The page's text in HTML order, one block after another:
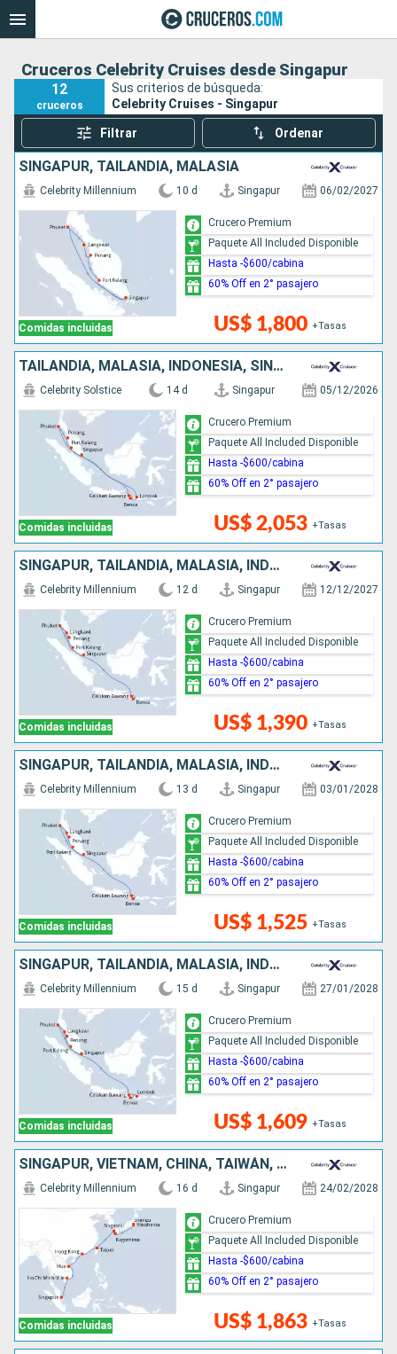
Cruceros Celebrity Cruises desde Singapur
12
cruceros
Sus criterios de búsqueda:
Celebrity Cruises - Singapur
Filtrar Ordenar
SINGAPUR, TAILANDIA, MALASIA
Comidas incluidas
Celebrity Millennium 10 d Singapur 06/02/2027
US$ 1,800 +Tasas
Crucero Premium
Paquete All Included Disponible
Hasta -$600/cabina
60% Off en 2° pasajero
TAILANDIA, MALASIA, INDONESIA, SINGAPUR
Comidas incluidas
Celebrity Solstice 14 d Singapur 05/12/2026
US$ 2,053 +Tasas
Crucero Premium
Paquete All Included Disponible
Hasta -$600/cabina
60% Off en 2° pasajero
SINGAPUR, TAILANDIA, MALASIA, INDONESIA
Comidas incluidas
Celebrity Millennium 12 d Singapur 12/12/2027
US$ 1,390 +Tasas
Crucero Premium
Paquete All Included Disponible
Hasta -$600/cabina
60% Off en 2° pasajero
SINGAPUR, TAILANDIA, MALASIA, INDONESIA
Comidas incluidas
Celebrity Millennium 13 d Singapur 03/01/2028
US$ 1,525 +Tasas
Crucero Premium
Paquete All Included Disponible
Hasta -$600/cabina
60% Off en 2° pasajero
SINGAPUR, TAILANDIA, MALASIA, INDONESIA
Comidas incluidas
Celebrity Millennium 15 d Singapur 27/01/2028
US$ 1,609 +Tasas
Crucero Premium
Paquete All Included Disponible
Hasta -$600/cabina
60% Off en 2° pasajero
SINGAPUR, VIETNAM, CHINA, TAIWÁN, JAPÓN
Comidas incluidas
Celebrity Millennium 16 d Singapur 24/02/2028
US$ 1,863 +Tasas
Crucero Premium
Paquete All Included Disponible
Hasta -$600/cabina
60% Off en 2° pasajero